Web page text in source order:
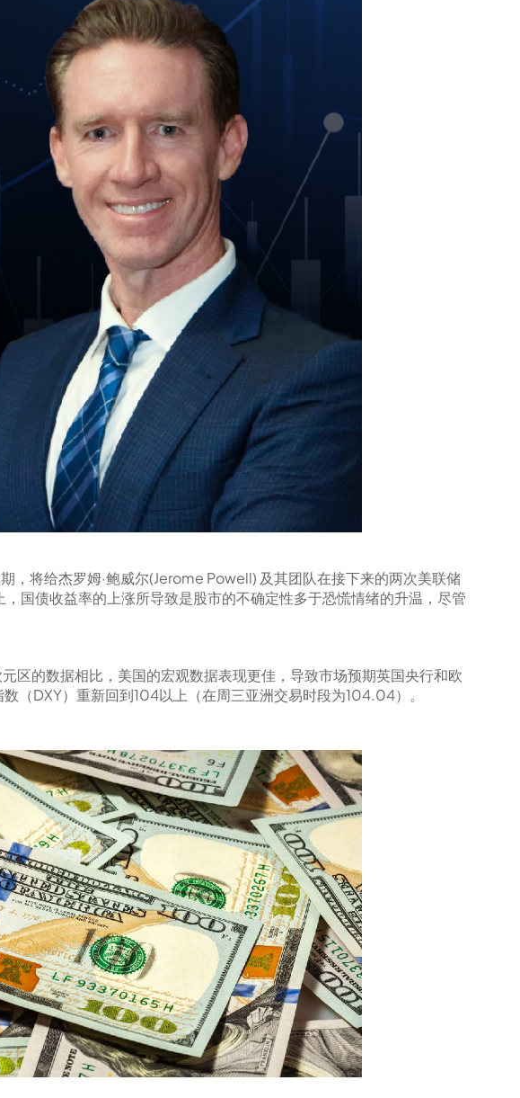
，将给杰罗姆·鲍威尔(Jerome Powell) 及其团队在接下来的两次美联储
国债收益率的上涨所导致是股市的不确定性多于恐慌情绪的升温，尽管
区的数据相比，美国的宏观数据表现更佳，导致市场预期英国央行和欧
（DXY）重新回到104以上（在周三亚洲交易时段为104.04）。